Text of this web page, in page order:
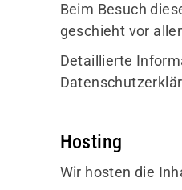
Beim Besuch
geschieht vor
Detaillierte
Hosting
Wir hosten die